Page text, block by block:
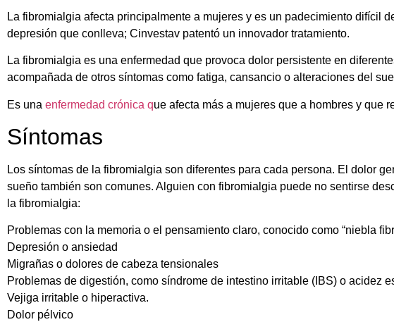
La fibromialgia afecta principalmente a mujeres y es un padecimiento difícil
depresión que conlleva; Cinvestav patentó un innovador tratamiento.
La fibromialgia es una enfermedad que provoca dolor persistente en
acompañada de otros síntomas como fatiga, cansancio o alteraciones del
Es una enfermedad crónica que afecta más a mujeres que a hombres y que
Síntomas
Los síntomas de la fibromialgia son diferentes para cada persona. El dolor
sueño también son comunes. Alguien con fibromialgia puede no sentirse
la fibromialgia:
Problemas con la memoria o el pensamiento claro, conocido como “niebla
Depresión o ansiedad
Migrañas o dolores de cabeza tensionales
Problemas de digestión, como síndrome de intestino irritable (IBS) o acidez
Vejiga irritable o hiperactiva.
Dolor pélvico